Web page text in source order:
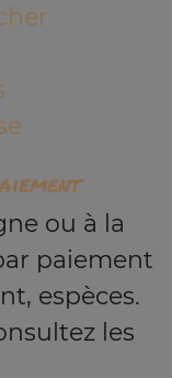
ou à la
paiement
espèces.
les